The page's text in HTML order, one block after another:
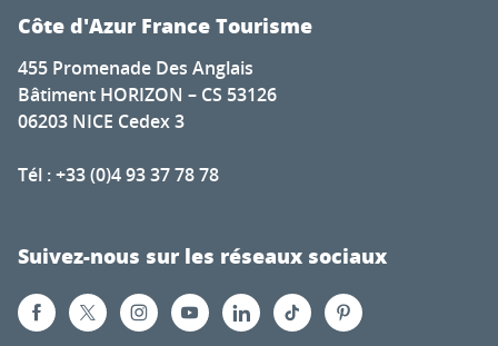
Côte d'Azur France Tourisme
455 Promenade Des Anglais
Bâtiment HORIZON – CS 53126
06203 NICE Cedex 3
Tél : +33 (0)4 93 37 78 78
Suivez-nous sur les réseaux sociaux